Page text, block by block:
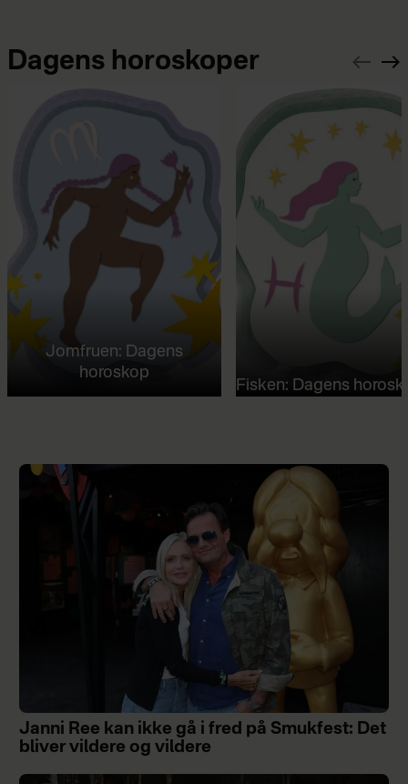
Dagens horoskoper
Jomfruen: Dagens
horoskop
Fisken: Dagens
Janni Ree kan ikke gå i fred på Smukfest: Det
bliver vildere og vildere